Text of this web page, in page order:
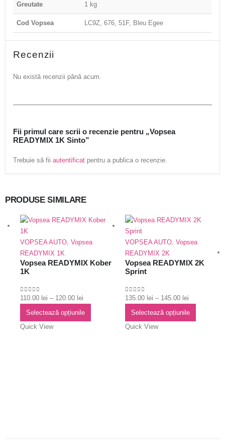
Greutate 1 kg
Cod Vopsea LC9Z, 676, 51F, Bleu Egee
Recenzii
Nu există recenzii până acum.
Fii primul care scrii o recenzie pentru „Vopsea
READYMIX 1K Sinto”
Trebuie să fii autentificat pentru a publica o recenzie.
PRODUSE SIMILARE
VOPSEA AUTO, Vopsea
READYMIX 1K
Vopsea READYMIX Kober
1K
0 out of 5
110.00 lei – 120.00 leiInterval
prețuri:
Selectează opțiunile
produs
Quick View
VOPSEA AUTO, Vopsea
READYMIX 2K
Vopsea READYMIX 2K
Sprint
0 out of 5
135.00 lei – 145.00 leiInterval
prețuri:
Selectează opțiunile
produs
Quick View